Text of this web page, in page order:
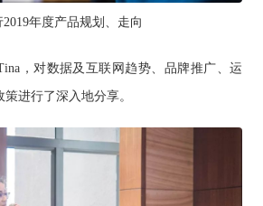
2019年度产品规划、走向
，对数据及互联网趋势、品牌推广、运
进行了深入地分享。